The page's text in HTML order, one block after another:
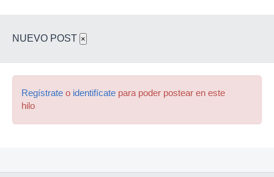
NUEVO POST ×
Regístrate o identifícate para poder postear en este
hilo